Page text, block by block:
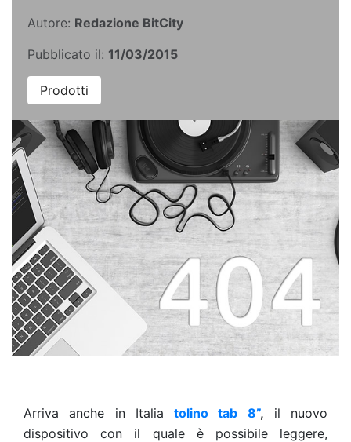
Autore: Redazione BitCity
Pubblicato il: 11/03/2015
Prodotti
Arriva anche in Italia tolino tab 8”, il nuovo
dispositivo con il quale è possibile leggere,